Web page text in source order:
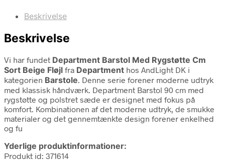
Beskrivelse
Beskrivelse
Vi har fundet Department Barstol Med Rygstøtte Cm
Sort Beige Fløjl fra Department hos AndLight DK i
kategorien Barstole. Denne serie forener moderne udtryk
med klassisk håndværk. Department Barstol 90 cm med
rygstøtte og polstret sæde er designet med fokus på
komfort. Kombinationen af det moderne udtryk, de smukke
materialer og det gennemtænkte design forener enkelhed
og fu
Yderlige produktinformationer:
Produkt id: 371614